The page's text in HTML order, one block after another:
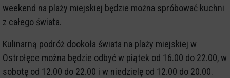
weekend na plaży miejskiej będzie można spróbować kuchni
z całego świata.
Kulinarną podróż dookoła świata na plaży miejskiej w
Ostrołęce można będzie odbyć w piątek od 16.00 do 22.00, w
sobotę od 12.00 do 22.00 i w niedzielę od 12.00 do 20.00.